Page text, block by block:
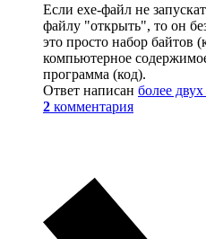
Если exe-файл не
файлу "открыть", то он
это просто набор байтов
компьютерное
программа (код).
Ответ написан более двух
2 комментария